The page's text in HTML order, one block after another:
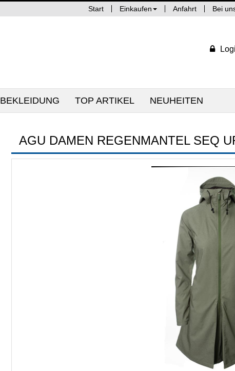
Start Einkaufen Anfahrt Bei
BEKLEIDUNG TOP ARTIKEL NEUHEITEN
AGU DAMEN REGENMANTEL SEQ